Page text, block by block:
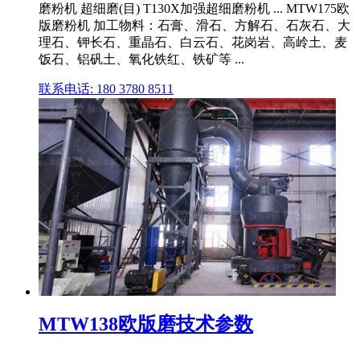
磨粉机 超细磨(目) T130X加强超细磨粉机 ... MTW175欧
版磨粉机 加工物料：石膏、滑石、方解石、石灰石、大
理石、钾长石、重晶石、白云石、花岗岩、高岭土、麦
饭石、铝矾土、氧化铁红、铁矿等 ...
联系电话: 180 3780 8511
MTW138欧版磨技术参数